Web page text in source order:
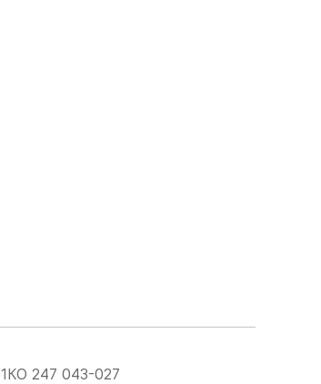
1КО 247 043-027